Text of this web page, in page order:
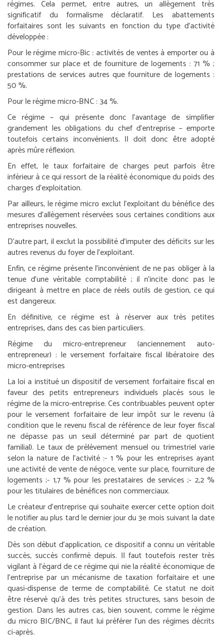
régimes. Cela permet, entre autres, un allègement très
significatif du formalisme déclaratif. Les abattements
forfaitaires sont les suivants en fonction du type d’activité
développée :
Pour le régime micro-Bic : activités de ventes à emporter ou à
consommer sur place et de fourniture de logements : 71 % ;
prestations de services autres que fourniture de logements :
50 %.
Pour le régime micro-BNC : 34 %.
Ce régime – qui présente donc l’avantage de simplifier
grandement les obligations du chef d’entreprise – emporte
toutefois certains inconvénients. Il doit donc être adopté
après mûre réflexion.
En effet, le taux forfaitaire de charges peut parfois être
inférieur à ce qui ressort de la réalité économique du poids des
charges d’exploitation.
Par ailleurs, le régime micro exclut l’exploitant du bénéfice des
mesures d’allègement réservées sous certaines conditions aux
entreprises nouvelles.
D’autre part, il exclut la possibilité d’imputer des déficits sur les
autres revenus du foyer de l’exploitant.
Enfin, ce régime présente l’inconvénient de ne pas obliger à la
tenue d’une véritable comptabilité ; il n’incite donc pas le
dirigeant à mettre en place de réels outils de gestion, ce qui
est dangereux.
En définitive, ce régime est à réserver aux très petites
entreprises, dans des cas bien particuliers.
Régime du micro-entrepreneur (anciennement auto-
entrepreneur) : le versement forfaitaire fiscal libératoire des
micro-entreprises
La loi a institué un dispositif de versement forfaitaire fiscal en
faveur des petits entrepreneurs individuels placés sous le
régime de la micro-entreprise. Ces contribuables peuvent opter
pour le versement forfaitaire de leur impôt sur le revenu (à
condition que le revenu fiscal de référence de leur foyer fiscal
ne dépasse pas un seuil déterminé par part de quotient
familial). Le taux de prélèvement mensuel ou trimestriel varie
selon la nature de l’activité :- 1 % pour les entreprises ayant
une activité de vente de négoce, vente sur place, fourniture de
logements ;- 1,7 % pour les prestataires de services ;- 2,2 %
pour les titulaires de bénéfices non commerciaux.
Le créateur d’entreprise qui souhaite exercer cette option doit
le notifier au plus tard le dernier jour du 3emois suivant la date
de création.
Dès son début d’application, ce dispositif a connu un véritable
succès, succès confirmé depuis. Il faut toutefois rester très
vigilant à l’égard de ce régime qui nie la réalité économique de
l’entreprise par un mécanisme de taxation forfaitaire et une
quasi-dispense de terme de comptabilité. Ce statut ne doit
être réservé qu’à des très petites structures, sans besoin de
gestion. Dans les autres cas, bien souvent, comme le régime
du micro BIC/BNC, il faut lui préférer l’un des régimes décrits
ci-après.